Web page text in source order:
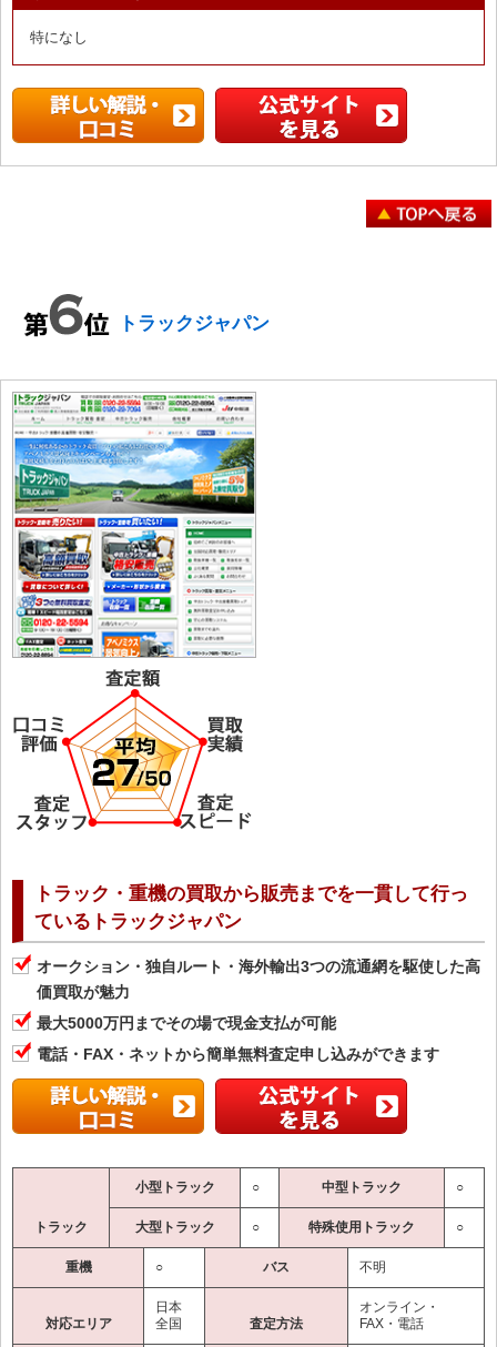
特になし
トラックジャパン
トラック・重機の買取から販売までを一貫して行っ
ているトラックジャパン
オークション・独自ルート・海外輸出3つの流通網を駆使した高
価買取が魅力
最大5000万円までその場で現金支払が可能
電話・FAX・ネットから簡単無料査定申し込みができます
トラック
小型トラック ○ 中型トラック ○
大型トラック ○ 特殊使用トラック ○
重機 ○ バス 不明
対応エリア
日本
全国
査定方法
オンライン・
FAX・電話